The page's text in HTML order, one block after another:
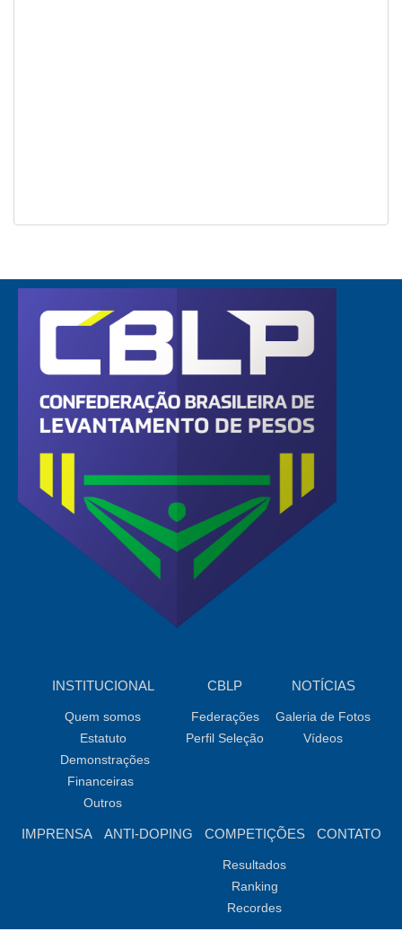
INSTITUCIONAL
Quem somos
Estatuto
Demonstrações
Financeiras
Outros
CBLP
Federações
Perfil Seleção
NOTÍCIAS
Galeria de Fotos
Vídeos
IMPRENSA ANTI-DOPING COMPETIÇÕES
Resultados
Ranking
Recordes
CONTATO